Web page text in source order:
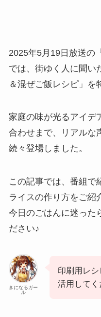
2025年5月19日放送の
では、街ゆく人に聞い
＆混ぜご飯レシピ」を
家庭の味が光るアイデ
合わせまで、リアルな
続々登場しました。
この記事では、番組で
ライスの作り方をご紹
今日のごはんに迷った
ださい♪
きになるガー
ル
印刷用レ
活用してく